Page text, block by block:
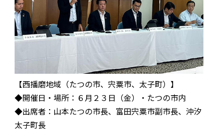
【西播磨地域（たつの市、宍粟市、太子町）】
◆開催日・場所：６月２３日（金）・たつの市内
◆出席者：山本たつの市長、富田宍粟市副市長、沖汐
太子町長